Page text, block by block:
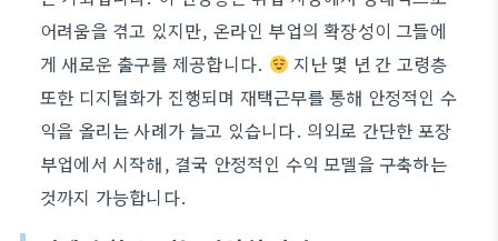
어려움을 겪고 있지만, 온라인 부업의 확장성이 그들에
게 새로운 출구를 제공합니다.
지난 몇 년 간 고령층
또한 디지털화가 진행되며 재택근무를 통해 안정적인 수
익을 올리는 사례가 늘고 있습니다. 의외로 간단한 포장
부업에서 시작해, 결국 안정적인 수익 모델을 구축하는
것까지 가능합니다.